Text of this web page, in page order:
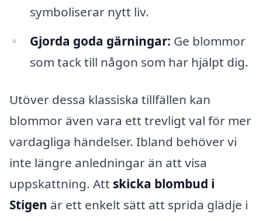
symboliserar nytt liv.
Gjorda goda gärningar: Ge blommor
som tack till någon som har hjälpt dig.
Utöver dessa klassiska tillfällen kan
blommor även vara ett trevligt val för mer
vardagliga händelser. Ibland behöver vi
inte längre anledningar än att visa
uppskattning. Att skicka blombud i
Stigen är ett enkelt sätt att sprida glädje i